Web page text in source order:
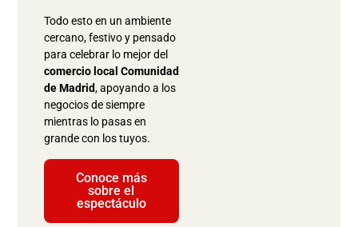
Todo esto en un ambiente
cercano, festivo y pensado
para celebrar lo mejor del
comercio local Comunidad
de Madrid, apoyando a los
negocios de siempre
mientras lo pasas en
grande con los tuyos.
Conoce más
sobre el
espectáculo